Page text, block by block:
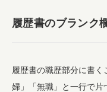
履歴書のブランク
履歴書の職歴部分に書
婦」「無職」と一行で